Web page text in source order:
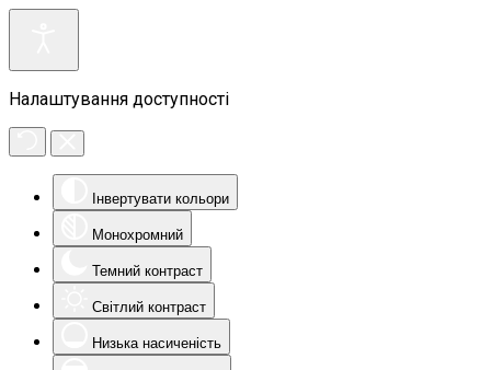
Налаштування доступності
Інвертувати кольори
Монохромний
Темний контраст
Світлий контраст
Низька насиченість